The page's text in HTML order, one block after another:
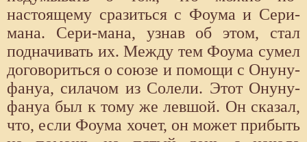
настоящему сразиться с Фоума и Сери-
мана. Сери-мана, узнав об этом, стал
подначивать их. Между тем Фоума сумел
договориться о союзе и помощи с Онуну-
фануа, силачом из Солели. Этот Онуну-
фануа был к тому же левшой. Он сказал,
что, если Фоума хочет, он может прибыть